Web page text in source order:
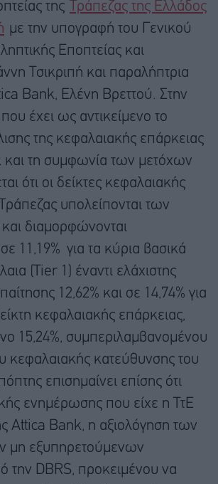
της
Τράπεζας της Ελλάδος
με την υπογραφή του Γενικού
Εποπτείας και
Τσικριπή και παραλήπτρια
Bank, Ελένη Βρεττού. Στην
έχει ως αντικείμενο το
της κεφαλαιακής επάρκειας
και τη συμφωνία των μετόχων
ότι οι δείκτες κεφαλαιακής
υπολείπονται των
διαμορφώνονται
11,19% για τα κύρια βασικά
(Tier 1) έναντι ελάχιστης
12,62% και σε 14,74% για
κεφαλαιακής επάρκειας,
15,24%, συμπεριλαμβανομένου
κεφαλαιακής κατεύθυνσης του
επισημαίνει επίσης ότι
ενημέρωσης που είχε η ΤτΕ
Attica Bank, η αξιολόγηση των
μη εξυπηρετούμενων
την DBRS, προκειμένου να